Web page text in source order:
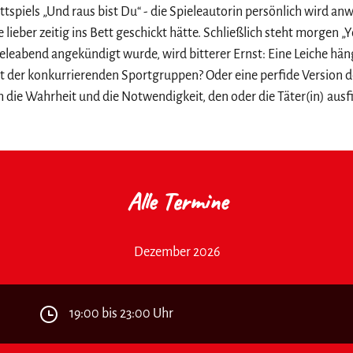
„Und raus bist Du“ - die Spieleautorin persönlich wird
lieber zeitig ins Bett geschickt hätte. Schließlich steht morgen
angekündigt wurde, wird bitterer Ernst: Eine Leiche
konkurrierenden Sportgruppen? Oder eine perfide Version
die Wahrheit und die Notwendigkeit, den oder die Täter(in)
Alle Termine
Dezember 2026
19:00 bis 23:00 Uhr